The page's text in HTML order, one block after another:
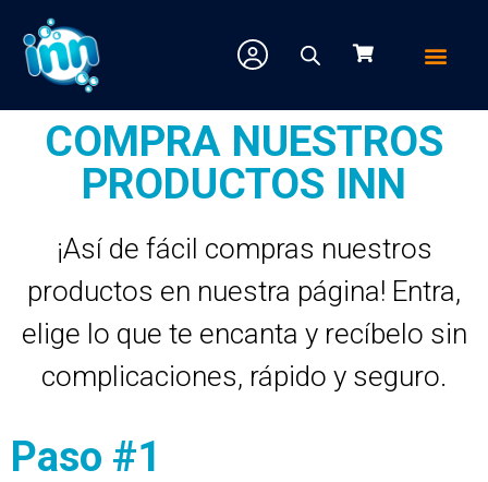
COMPRA NUESTROS
PRODUCTOS INN
¡Así de fácil compras nuestros
productos en nuestra página! Entra,
elige lo que te encanta y recíbelo sin
complicaciones, rápido y seguro.
Paso #1